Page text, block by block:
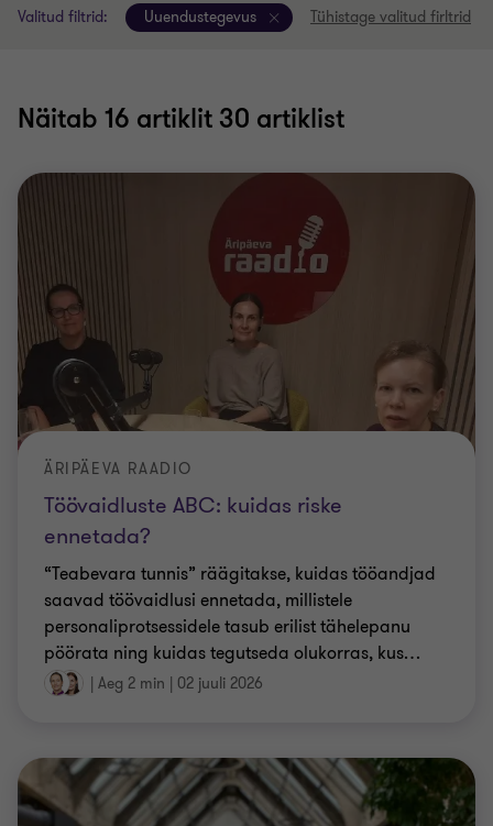
Valitud filtrid: Uuendustegevus Tühistage valitud firltrid
Näitab 16 artiklit 30 artiklist
Töövaidluste ABC: kuidas riske
ennetada?
ÄRIPÄEVA RAADIO
“Teabevara tunnis” räägitakse, kuidas tööandjad
saavad töövaidlusi ennetada, millistele
personaliprotsessidele tasub erilist tähelepanu
pöörata ning kuidas tegutseda olukorras, kus…
| Aeg 2 min | 02 juuli 2026